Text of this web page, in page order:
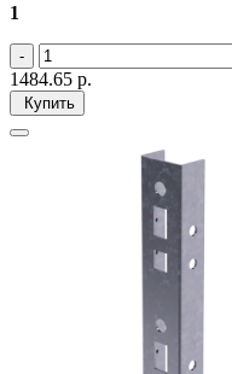
1
1484.65 р.
Купить